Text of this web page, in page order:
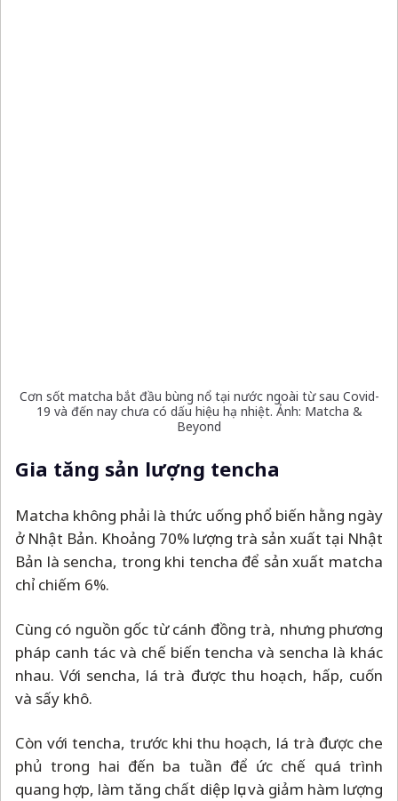
Cơn sốt matcha bắt đầu bùng nổ tại nước ngoài từ sau Covid-
19 và đến nay chưa có dấu hiệu hạ nhiệt. Ảnh: Matcha &
Beyond
Gia tăng sản lượng tencha
Matcha không phải là thức uống phổ biến hằng ngày
ở Nhật Bản. Khoảng 70% lượng trà sản xuất tại Nhật
Bản là sencha, trong khi tencha để sản xuất matcha
chỉ chiếm 6%.
Cùng có nguồn gốc từ cánh đồng trà, nhưng phương
pháp canh tác và chế biến tencha và sencha là khác
nhau. Với sencha, lá trà được thu hoạch, hấp, cuốn
và sấy khô.
Còn với tencha, trước khi thu hoạch, lá trà được che
phủ trong hai đến ba tuần để ức chế quá trình
quang hợp, làm tăng chất diệp lục và giảm hàm lượng